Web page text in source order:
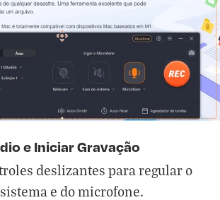
e Iniciar Gravação
deslizantes para regular o
e do microfone.